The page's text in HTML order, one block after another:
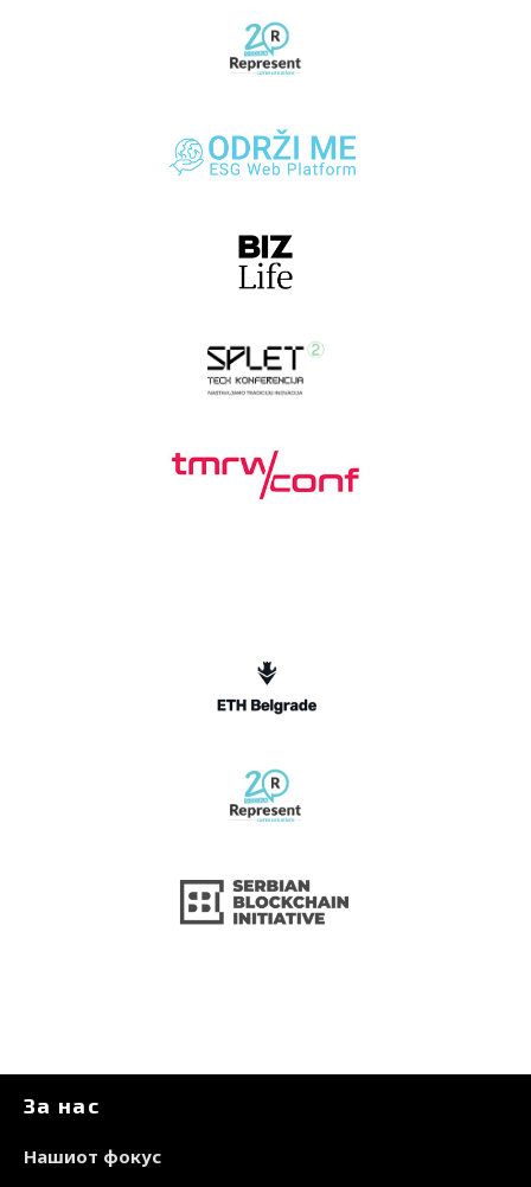
За нас
Нашиот фокус